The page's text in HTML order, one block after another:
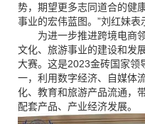
势，期望更多志同道合的健
事业的宏伟蓝图。”刘红妹表
为进一步推进跨境电商
文化、旅游事业的建设和发
大赛。这是2023金砖国家领
一，利用数字经济、自媒体
化、教育和旅游产品流通，
配套产品、产业经济发展。